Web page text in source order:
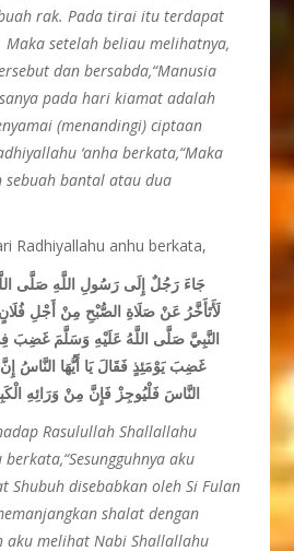
rak. Pada tirai itu terdapat
Maka setelah beliau melihatnya,
dan bersabda,“Manusia
pada hari kiamat adalah
(menandingi) ciptaan
‘anha berkata,“Maka
bantal atau dua
Radhiyallahu anhu berkata,
جَاءَ رَجُلٌ إِلَى رَسُولِ اللَّهِ صَلَّى
لَأَتَأَخَّرُ عَنْ صَلَاةِ الصُّبْحِ مِنْ أَجْلِ
النَّبِيَّ صَلَّى اللَّهُ عَلَيْهِ وَسَلَّمَ
غَضِبَ يَوْمَئِذٍ فَقَالَ يَا أَيُّهَا النَّاسُ
النَّاسَ فَلْيُوجِزْ فَإِنَّ مِنْ وَرَائِهِ
Rasulullah Shallallahu
aku
Shubuh disebabkan oleh Si Fulan
shalat dengan
aku melihat Nabi Shallallahu